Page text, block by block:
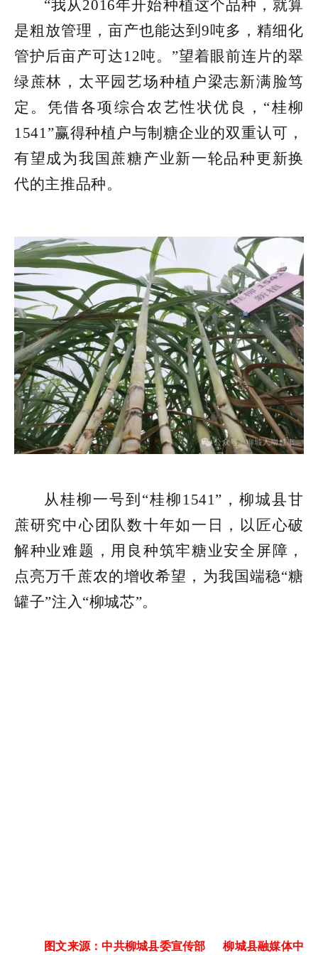
“我从2016年开始种植这个品种，就算
是粗放管理，亩产也能达到9吨多，精细化
管护后亩产可达12吨。”望着眼前连片的翠
绿蔗林，太平园艺场种植户梁志新满脸笃
定。凭借各项综合农艺性状优良，“桂柳
1541”赢得种植户与制糖企业的双重认可，
有望成为我国蔗糖产业新一轮品种更新换
代的主推品种。
从桂柳一号到“桂柳1541”，柳城县甘
蔗研究中心团队数十年如一日，以匠心破
解种业难题，用良种筑牢糖业安全屏障，
点亮万千蔗农的增收希望，为我国端稳“糖
罐子”注入“柳城芯”。
图文来源：中共柳城县委宣传部 柳城县融媒体中